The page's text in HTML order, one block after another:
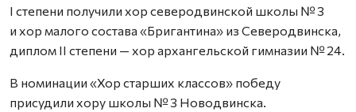
I степени получили хор северодвинской школы № 3
и хор малого состава «Бригантина» из Северодвинска,
диплом II степени — хор архангельской гимназии № 24.
В номинации «Хор старших классов» победу
присудили хору школы № 3 Новодвинска.